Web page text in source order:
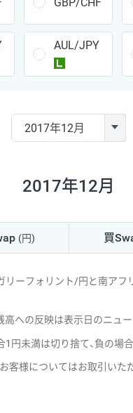
35円
16円
130円
140円
103円
AUL/JPY
2017年12月
(円) 買
リーフォリント/円と南ア
への反映は表示日のニュ
円未満は切り捨て、負の場
客様についてはお取引いた